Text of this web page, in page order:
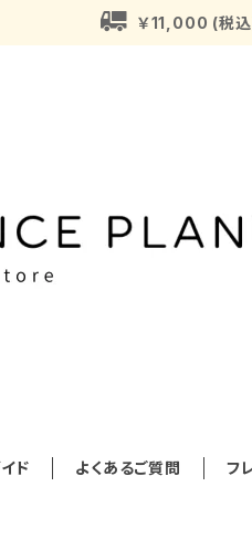
￥11,000 (税込
ド よくあるご質問 フ